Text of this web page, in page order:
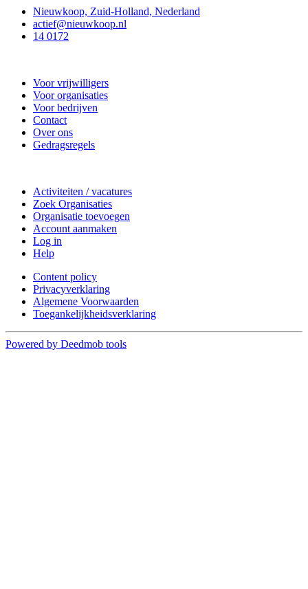
Nieuwkoop, Zuid-Holland, Nederland
actief@nieuwkoop.nl
14 0172
Voor vrijwilligers
Voor organisaties
Voor bedrijven
Contact
Over ons
Gedragsregels
Activiteiten / vacatures
Zoek Organisaties
Organisatie toevoegen
Account aanmaken
Log in
Help
Content policy
Privacyverklaring
Algemene Voorwaarden
Toegankelijkheidsverklaring
Powered by Deedmob tools